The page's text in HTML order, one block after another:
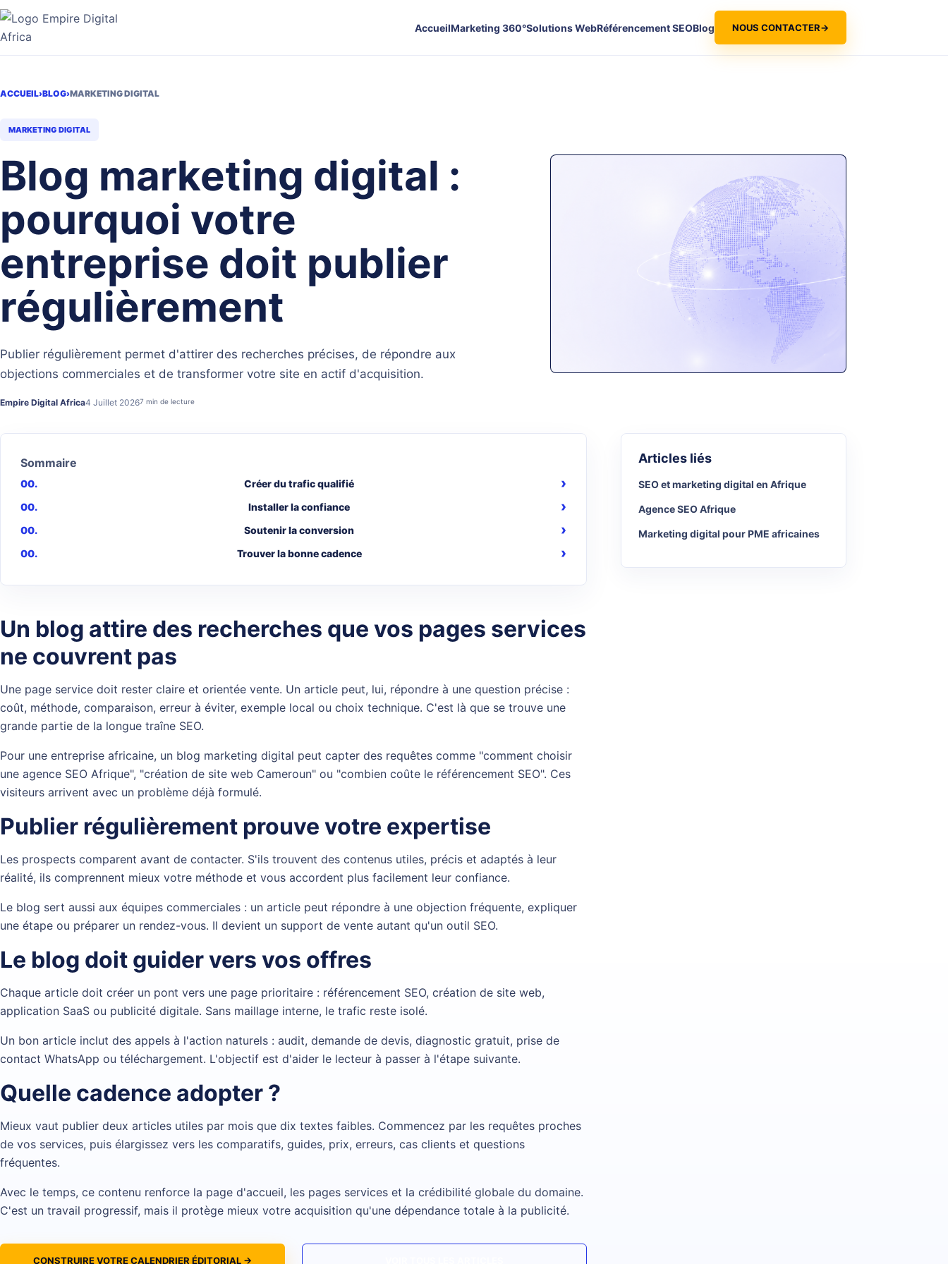
Aller
contenu
AccueilMarketing 360°Solutions WebRéférencement SEOBlog NOUS CONTACTER→
ACCUEIL›BLOG›MARKETING DIGITAL
MARKETING DIGITAL
Blog marketing digital :
pourquoi votre
entreprise doit publier
régulièrement
Publier régulièrement permet d'attirer des recherches précises, de répondre aux
objections commerciales et de transformer votre site en actif d'acquisition.
Empire Digital Africa4 Juillet 20267 min de lecture
Sommaire
Créer du trafic qualifié
Installer la confiance
Soutenir la conversion
Trouver la bonne cadence
Un blog attire des recherches que vos pages services
ne couvrent pas
Une page service doit rester claire et orientée vente. Un article peut, lui, répondre à une question précise :
coût, méthode, comparaison, erreur à éviter, exemple local ou choix technique. C'est là que se trouve une
grande partie de la longue traîne SEO.
Pour une entreprise africaine, un blog marketing digital peut capter des requêtes comme "comment choisir
une agence SEO Afrique", "création de site web Cameroun" ou "combien coûte le référencement SEO". Ces
visiteurs arrivent avec un problème déjà formulé.
Publier régulièrement prouve votre expertise
Les prospects comparent avant de contacter. S'ils trouvent des contenus utiles, précis et adaptés à leur
réalité, ils comprennent mieux votre méthode et vous accordent plus facilement leur confiance.
Le blog sert aussi aux équipes commerciales : un article peut répondre à une objection fréquente, expliquer
une étape ou préparer un rendez-vous. Il devient un support de vente autant qu'un outil SEO.
Le blog doit guider vers vos offres
Chaque article doit créer un pont vers une page prioritaire : référencement SEO, création de site web,
application SaaS ou publicité digitale. Sans maillage interne, le trafic reste isolé.
Un bon article inclut des appels à l'action naturels : audit, demande de devis, diagnostic gratuit, prise de
contact WhatsApp ou téléchargement. L'objectif est d'aider le lecteur à passer à l'étape suivante.
Quelle cadence adopter ?
Mieux vaut publier deux articles utiles par mois que dix textes faibles. Commencez par les requêtes proches
de vos services, puis élargissez vers les comparatifs, guides, prix, erreurs, cas clients et questions
fréquentes.
Avec le temps, ce contenu renforce la page d'accueil, les pages services et la crédibilité globale du domaine.
C'est un travail progressif, mais il protège mieux votre acquisition qu'une dépendance totale à la publicité.
CONSTRUIRE VOTRE CALENDRIER ÉDITORIAL →
Articles liés
SEO et marketing digital en Afrique
Agence SEO Afrique
Marketing digital pour PME africaines